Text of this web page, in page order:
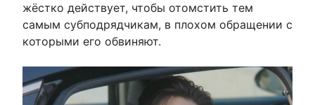
жёстко действует, чтобы отомстить тем
самым субподрядчикам, в плохом обращении с
которыми его обвиняют.